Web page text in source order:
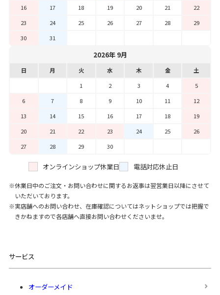
16
17 18 19 20 21
22
23
24 25 26 27 28
29
30
31
2026年 9月
日 月 火 水 木 金
土
1
2 3 4
5
6
7 8 9 10 11
12
13
14 15 16 17 18
19
20
21 22 23 24 25
26
27
28 29 30
オンラインショップ休業日 電話対応休止日
休業日中のご注文・お問い合わせに関するお返事は翌営業日以降にさせて
いただいております。
実店舗へのお問い合わせ、在庫確認についてはネットショップでは把握で
きかねますので各店舗へ直接お問い合わせくださいませ。
サービス
オーダーメイド